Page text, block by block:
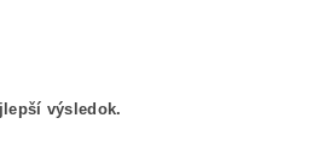
výsledok.